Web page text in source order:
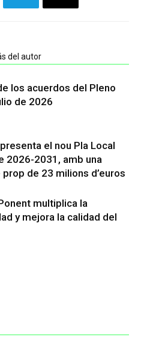
del autor
los acuerdos del Pleno
de 2026
el nou Pla Local
2026-2031, amb una
de 23 milions d’euros
multiplica la
y mejora la calidad del